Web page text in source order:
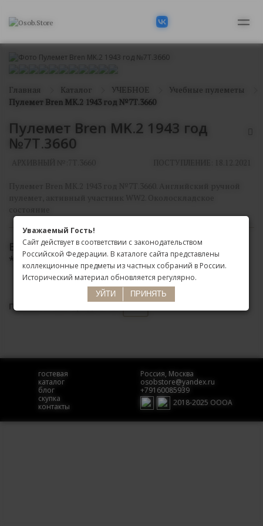
Главная Каталог УЧЕБНОЕ
Учебные пулеметы
Пулемет Bren MK.2 1943 год №7Т.3660
Пулемет Bren MK.2 1943 год
№7Т.3660
Пулемет Bren MK.2 1943 год №7Т.3660. Английский ручной
состояние
В АРХИВЕ
*
Доступен только для просмотра на сайте
Показать все предметы:
гостевая
каталог
блог
скупка
контакты
Россия, Москва
osobstore@yandex.ru
+79160085939
2018-2025 ОООА
Уважаемый Гость!
Сайт действует в соответствии с законодательством
Российской Федерации. В каталоге сайта представлены
коллекционные предметы из частных собраний в России.
Исторический материал обновляется регулярно.
УЙТИ ПРИНЯТЬ